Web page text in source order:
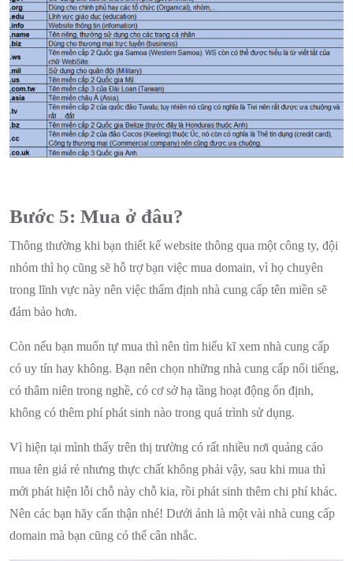
Bước 5: Mua ở đâu?
Thông thường khi bạn thiết kế website thông qua một công ty, đội
nhóm thì họ cũng sẽ hỗ trợ bạn việc mua domain, vì họ chuyên
trong lĩnh vực này nên việc thẩm định nhà cung cấp tên miền sẽ
đảm bảo hơn.
Còn nếu bạn muốn tự mua thì nên tìm hiểu kĩ xem nhà cung cấp
có uy tín hay không. Bạn nên chọn những nhà cung cấp nổi tiếng,
có thâm niên trong nghề, có cơ sở hạ tầng hoạt động ổn định,
không có thêm phí phát sinh nào trong quá trình sử dụng.
Vì hiện tại mình thấy trên thị trường có rất nhiều nơi quảng cáo
mua tên giá rẻ nhưng thực chất không phải vậy, sau khi mua thì
mới phát hiện lỗi chỗ này chỗ kia, rồi phát sinh thêm chi phí khác.
Nên các bạn hãy cẩn thận nhé! Dưới ảnh là một vài nhà cung cấp
domain mà bạn cũng có thể cân nhắc.